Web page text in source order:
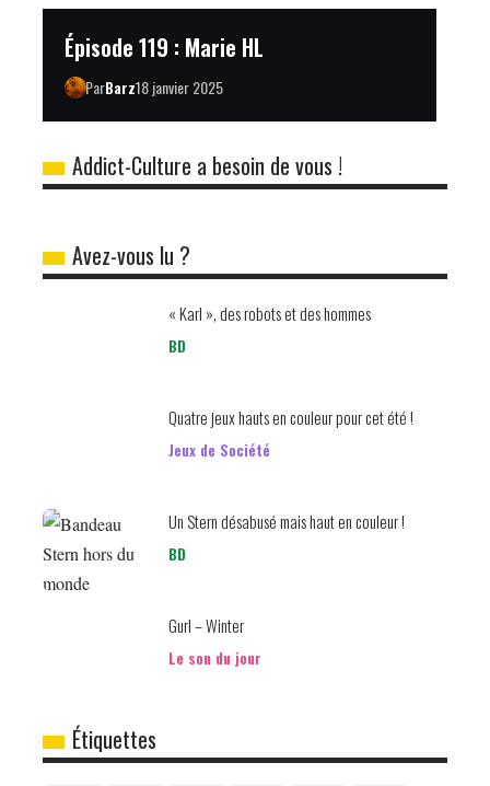
Épisode 119 : Marie HL
ParBarz18 janvier 2025
Addict-Culture a besoin de vous !
Avez-vous lu ?
« Karl », des robots et des hommes
BD
Quatre jeux hauts en couleur pour cet été !
Jeux de Société
Un Stern désabusé mais haut en couleur !
BD
Gurl – Winter
Le son du jour
Étiquettes